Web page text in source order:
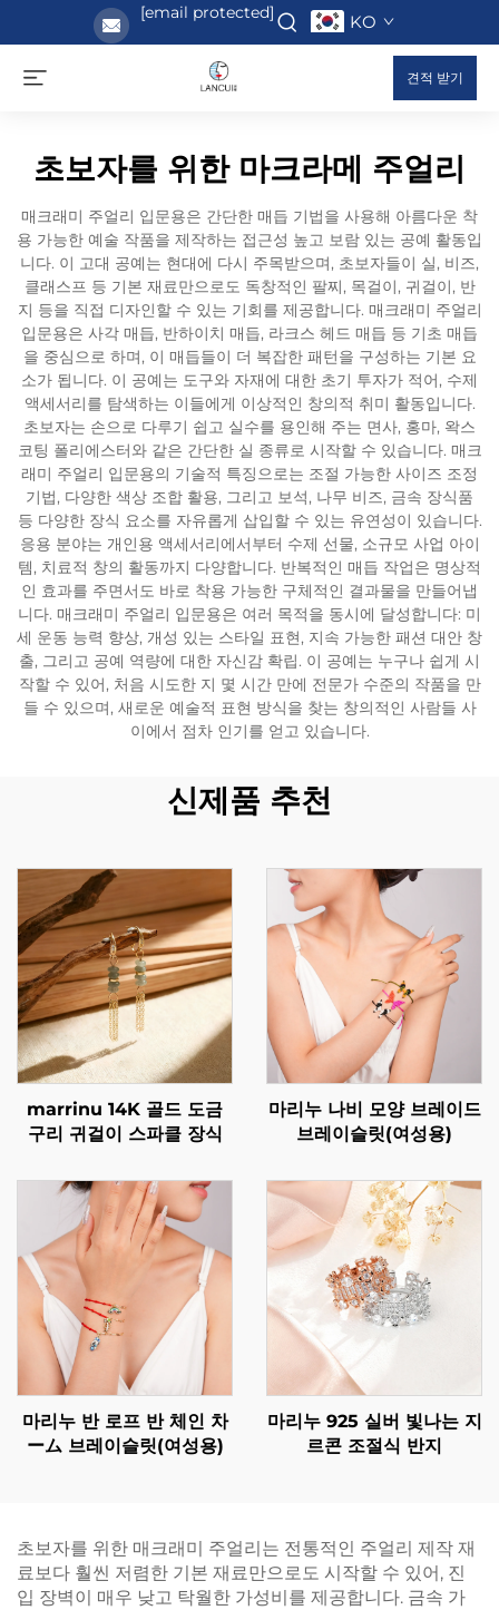
[email protected] KO
견적 받기
초보자를 위한 마크라메 주얼리
매크래미 주얼리 입문용은 간단한 매듭 기법을 사용해 아름다운 착
용 가능한 예술 작품을 제작하는 접근성 높고 보람 있는 공예 활동입
니다. 이 고대 공예는 현대에 다시 주목받으며, 초보자들이 실, 비즈,
클래스프 등 기본 재료만으로도 독창적인 팔찌, 목걸이, 귀걸이, 반
지 등을 직접 디자인할 수 있는 기회를 제공합니다. 매크래미 주얼리
입문용은 사각 매듭, 반하이치 매듭, 라크스 헤드 매듭 등 기초 매듭
을 중심으로 하며, 이 매듭들이 더 복잡한 패턴을 구성하는 기본 요
소가 됩니다. 이 공예는 도구와 자재에 대한 초기 투자가 적어, 수제
액세서리를 탐색하는 이들에게 이상적인 창의적 취미 활동입니다.
초보자는 손으로 다루기 쉽고 실수를 용인해 주는 면사, 홍마, 왁스
코팅 폴리에스터와 같은 간단한 실 종류로 시작할 수 있습니다. 매크
래미 주얼리 입문용의 기술적 특징으로는 조절 가능한 사이즈 조정
기법, 다양한 색상 조합 활용, 그리고 보석, 나무 비즈, 금속 장식품
등 다양한 장식 요소를 자유롭게 삽입할 수 있는 유연성이 있습니다.
응용 분야는 개인용 액세서리에서부터 수제 선물, 소규모 사업 아이
템, 치료적 창의 활동까지 다양합니다. 반복적인 매듭 작업은 명상적
인 효과를 주면서도 바로 착용 가능한 구체적인 결과물을 만들어냅
니다. 매크래미 주얼리 입문용은 여러 목적을 동시에 달성합니다: 미
세 운동 능력 향상, 개성 있는 스타일 표현, 지속 가능한 패션 대안 창
출, 그리고 공예 역량에 대한 자신감 확립. 이 공예는 누구나 쉽게 시
작할 수 있어, 처음 시도한 지 몇 시간 만에 전문가 수준의 작품을 만
들 수 있으며, 새로운 예술적 표현 방식을 찾는 창의적인 사람들 사
이에서 점차 인기를 얻고 있습니다.
신제품 추천
marrinu 14K 골드 도금
구리 귀걸이 스파클 장식
마리누 나비 모양 브레이드
브레이슬릿(여성용)
마리누 반 로프 반 체인 차
ーム 브레이슬릿(여성용)
마리누 925 실버 빛나는 지
르콘 조절식 반지
초보자를 위한 매크래미 주얼리는 전통적인 주얼리 제작 재
료보다 훨씬 저렴한 기본 재료만으로도 시작할 수 있어, 진
입 장벽이 매우 낮고 탁월한 가성비를 제공합니다. 금속 가